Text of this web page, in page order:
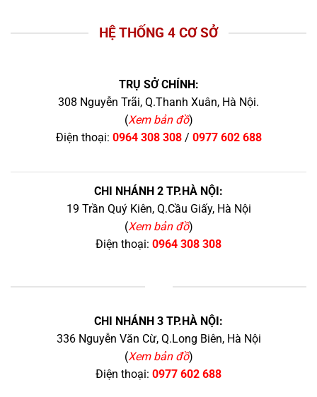
HỆ THỐNG 4 CƠ SỞ
TRỤ SỞ CHÍNH:
308 Nguyễn Trãi, Q.Thanh Xuân, Hà Nội.
(Xem bản đồ)
Điện thoại: 0964 308 308/ 0977 602 688
CHI NHÁNH 2 TP.HÀ NỘI:
19 Trần Quý Kiên, Q.Cầu Giấy, Hà Nội
(Xem bản đồ)
Điện thoại: 0964 308 308
CHI NHÁNH 3 TP.HÀ NỘI:
336 Nguyễn Văn Cừ, Q.Long Biên, Hà Nội
(Xem bản đồ)
Điện thoại: 0977 602 688